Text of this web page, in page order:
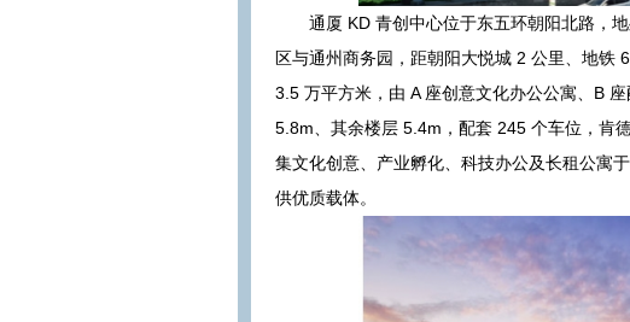
通厦 KD 青创中心位于东五环朝阳北路，
区与通州商务园，距朝阳大悦城 2 公里、地铁
3.5 万平方米，由 A 座创意文化办公公寓、B
5.8m、其余楼层 5.4m，配套 245 个车位，肯
集文化创意、产业孵化、科技办公及长租公寓
供优质载体。